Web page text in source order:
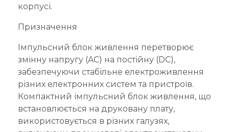
корпусі.
Призначення
Імпульсний блок живлення перетворює
змінну напругу (AC) на постійну (DC),
забезпечуючи стабільне електроживлення
різних електронних систем та пристроїв.
Компактний імпульсний блок живлення, що
встановлюється на друковану плату,
використовується в різних галузях,